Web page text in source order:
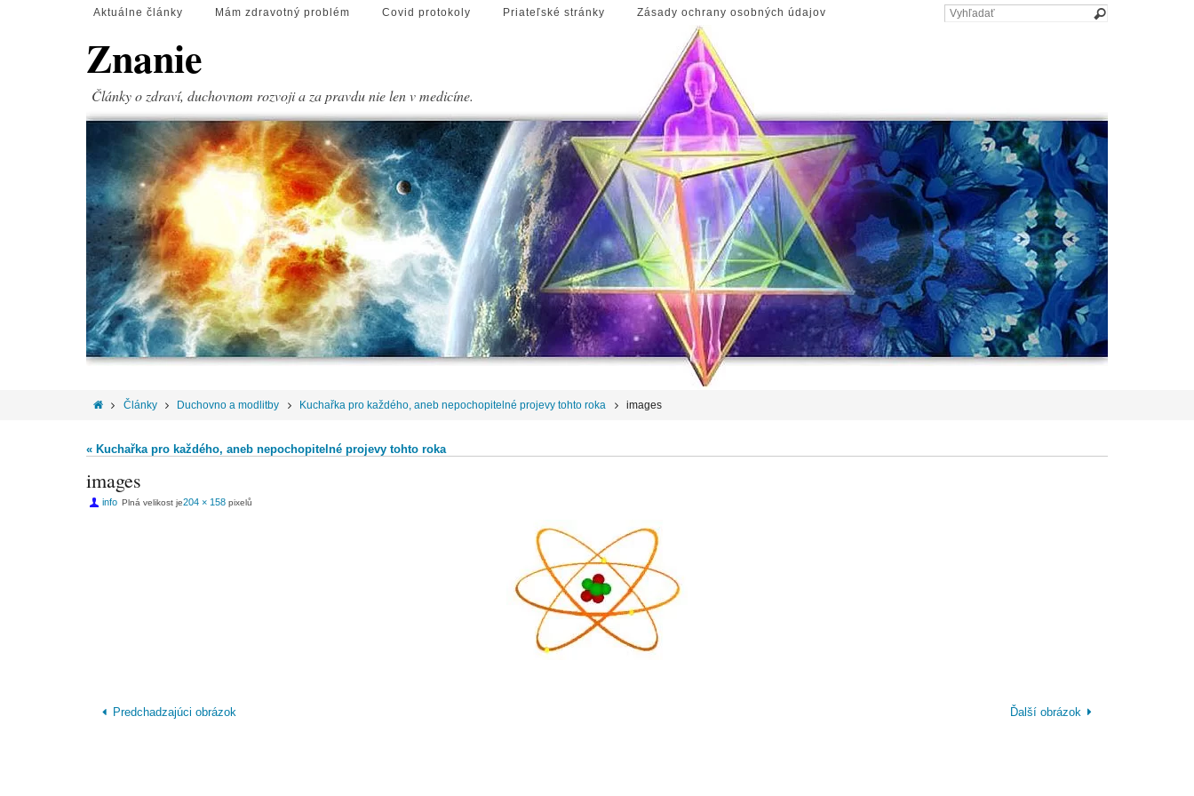
Aktuálne články Mám zdravotný problém Covid protokoly Priateľské stránky Zásady ochrany osobných údajov
Znanie
Články o zdraví, duchovnom rozvoji a za pravdu nie len v medicíne.
Články Duchovno a modlitby Kuchařka pro každého, aneb nepochopitelné projevy tohto roka images
« Kuchařka pro každého, aneb nepochopitelné projevy tohto roka
images
info Plná velikost je204 × 158 pixelů
Predchadzajúci obrázok Ďalší obrázok